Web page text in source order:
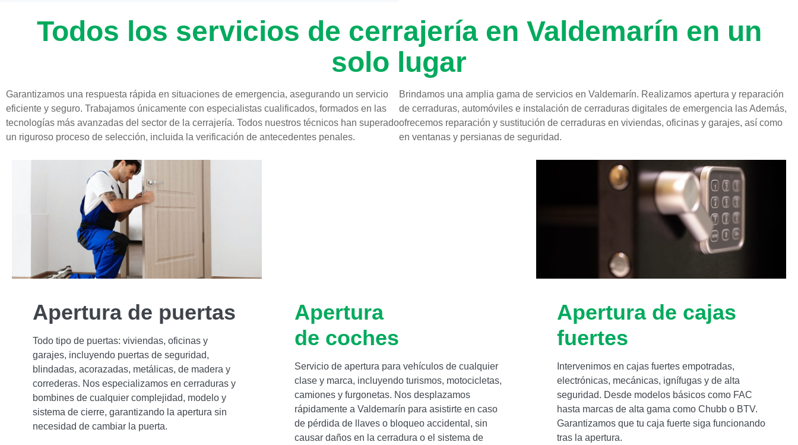
Todos los servicios de cerrajería en Valdemarín en un
solo lugar
Garantizamos una respuesta rápida en situaciones de emergencia, asegurando un servicio
eficiente y seguro. Trabajamos únicamente con especialistas cualificados, formados en las
tecnologías más avanzadas del sector de la cerrajería. Todos nuestros técnicos han superado
un riguroso proceso de selección, incluida la verificación de antecedentes penales.
Brindamos una amplia gama de servicios en Valdemarín. Realizamos apertura y reparación
de cerraduras, automóviles e instalación de cerraduras digitales de emergencia las Además,
ofrecemos reparación y sustitución de cerraduras en viviendas, oficinas y garajes, así como
en ventanas y persianas de seguridad.
Apertura de puertas
Todo tipo de puertas: viviendas, oficinas y
garajes, incluyendo puertas de seguridad,
blindadas, acorazadas, metálicas, de madera y
correderas. Nos especializamos en cerraduras y
bombines de cualquier complejidad, modelo y
sistema de cierre, garantizando la apertura sin
necesidad de cambiar la puerta.
Apertura
de coches
Servicio de apertura para vehículos de cualquier
clase y marca, incluyendo turismos, motocicletas,
camiones y furgonetas. Nos desplazamos
rápidamente a Valdemarín para asistirte en caso
de pérdida de llaves o bloqueo accidental, sin
causar daños en la cerradura o el sistema de
Apertura de cajas
fuertes
Intervenimos en cajas fuertes empotradas,
electrónicas, mecánicas, ignífugas y de alta
seguridad. Desde modelos básicos como FAC
hasta marcas de alta gama como Chubb o BTV.
Garantizamos que tu caja fuerte siga funcionando
tras la apertura.